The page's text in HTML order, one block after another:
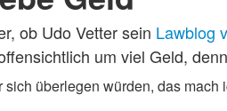
ob Udo Vetter sein Lawblog
um viel Geld,
überlegen würden, das mach